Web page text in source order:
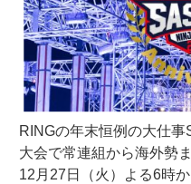
RINGの年末恒例の大仕
大会で常連組から海外勢
12月27日（火）よる6時